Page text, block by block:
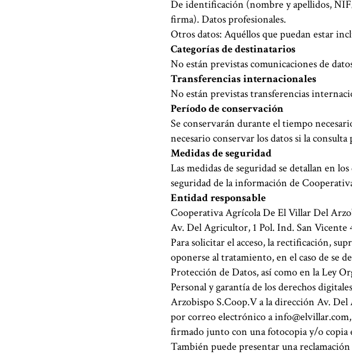
De identificación (nombre y apellidos,
firma). Datos profesionales.
Otros datos: Aquéllos que puedan estar
Categorías de destinatarios
No están previstas comunicaciones de
Transferencias internacionales
No están previstas transferencias
Período de conservación
Se conservarán durante el tiempo
necesario conservar los datos si la
Medidas de seguridad
Las medidas de seguridad se detallan en
seguridad de la información de
Entidad responsable
Cooperativa Agrícola De El Villar Del
Av. Del Agricultor, 1 Pol. Ind. San
Para solicitar el acceso, la rectificación,
oponerse al tratamiento, en el caso de se
Protección de Datos, así como en la Ley
Personal y garantía de los derechos
Arzobispo S.Coop.V a la dirección Av.
por correo electrónico ainfo@elvillar.com
firmado junto con una fotocopia y/o copia
También puede presentar una